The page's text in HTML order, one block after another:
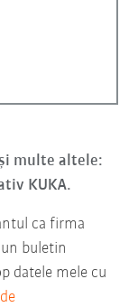
multe altele:
KUKA.
ca firma
buletin
datele mele cu